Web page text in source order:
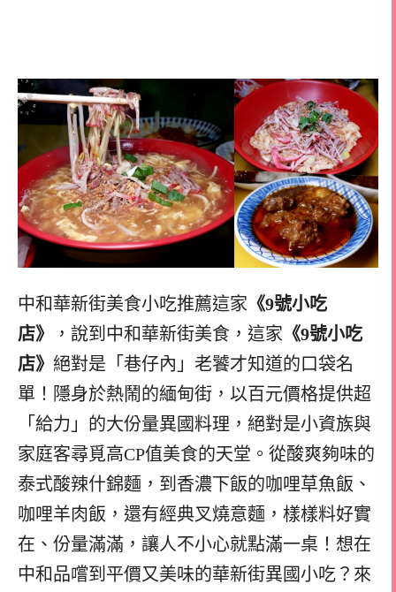
中和華新街美食小吃推薦這家 《9號小吃
店》
，說到中和華新街美食，這家 《9號小吃
店》 絕對是「巷仔內」老饕才知道的口袋名
單！隱身於熱鬧的緬甸街，以百元價格提供超
「給力」的大份量異國料理，絕對是小資族與
家庭客尋覓高CP值美食的天堂。從酸爽夠味的
泰式酸辣什錦麵，到香濃下飯的咖哩草魚飯、
咖哩羊肉飯，還有經典叉燒意麵，樣樣料好實
在、份量滿滿，讓人不小心就點滿一桌！想在
中和品嚐到平價又美味的華新街異國小吃？來